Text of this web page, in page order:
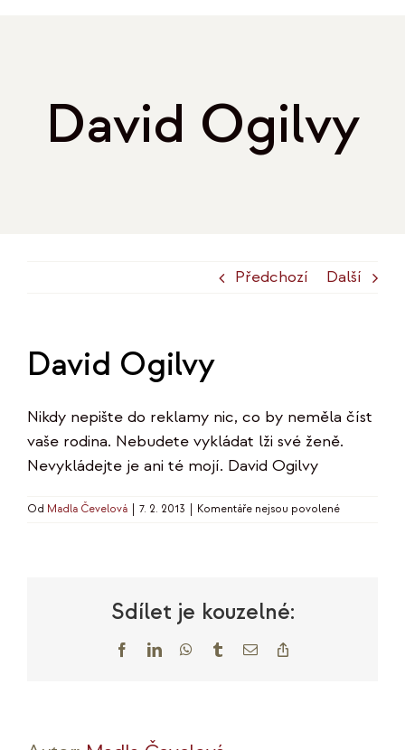
David Ogilvy
Předchozí Další
David Ogilvy
Nikdy nepište do reklamy nic, co by neměla číst
vaše rodina. Nebudete vykládat lži své ženě.
Nevykládejte je ani té mojí. David Ogilvy
Od Madla Čevelová 7. 2. 2013 Komentáře nejsou povolenéu
Sdílet je kouzelné:
FacebookLinkedInWhatsApp
TumblrE-